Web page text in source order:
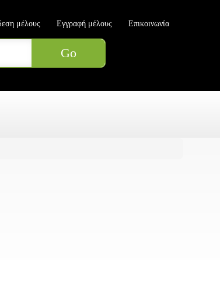
μέλους Εγγραφή μέλους Επικοινωνία